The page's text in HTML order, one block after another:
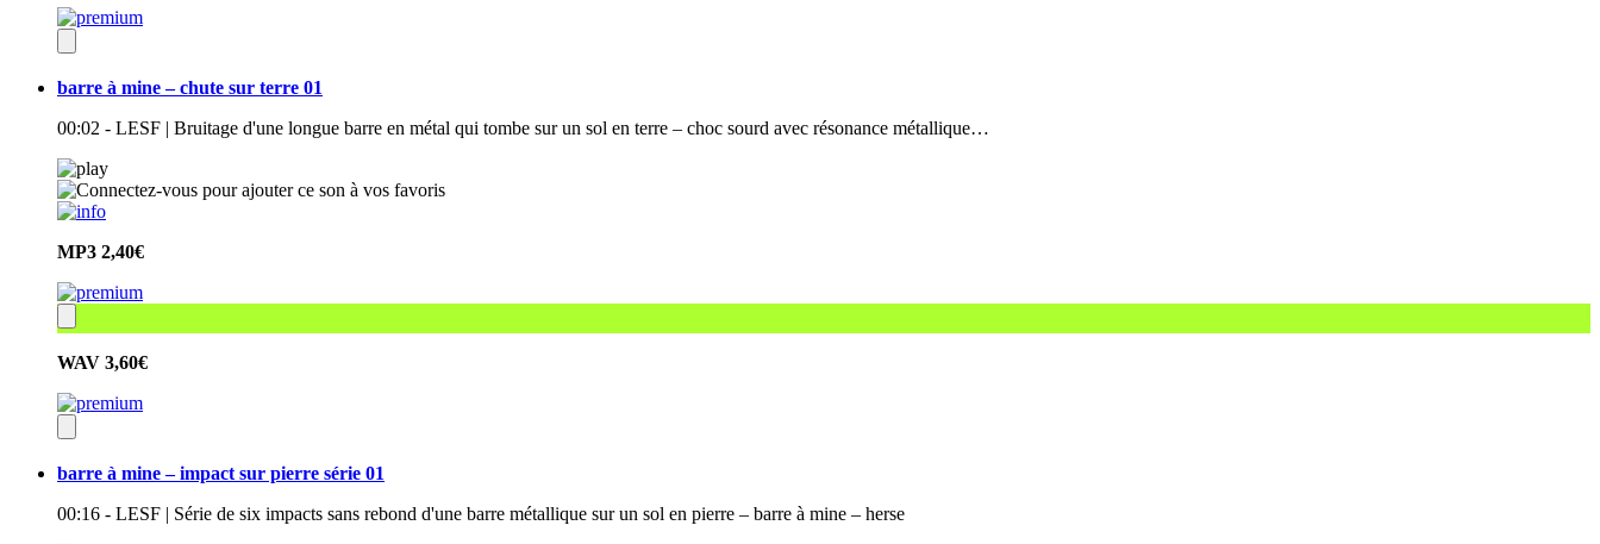
barre à mine – chute sur terre 01
00:02 - LESF | Bruitage d'une longue barre en métal qui tombe sur un sol en terre – choc sourd avec résonance métallique…
MP3 2,40€
WAV 3,60€
barre à mine – impact sur pierre série 01
00:16 - LESF | Série de six impacts sans rebond d'une barre métallique sur un sol en pierre – barre à mine – herse